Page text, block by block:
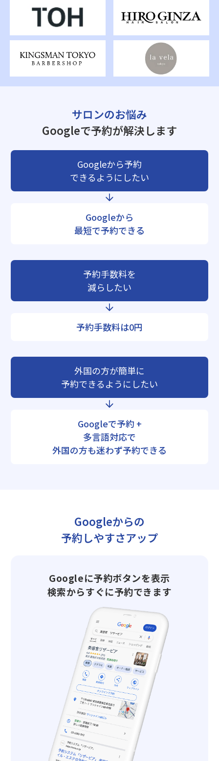
サロンのお悩み
Googleで予約が解決します
Googleから予約
できるようにしたい
Googleから
最短で予約できる
予約手数料を
減らしたい
予約手数料は0円
外国の方が簡単に
予約できるようにしたい
Googleで予約 +
多言語対応で
外国の方も迷わず予約できる
Googleからの
予約しやすさアップ
Googleに予約ボタンを表示
検索からすぐに予約できます